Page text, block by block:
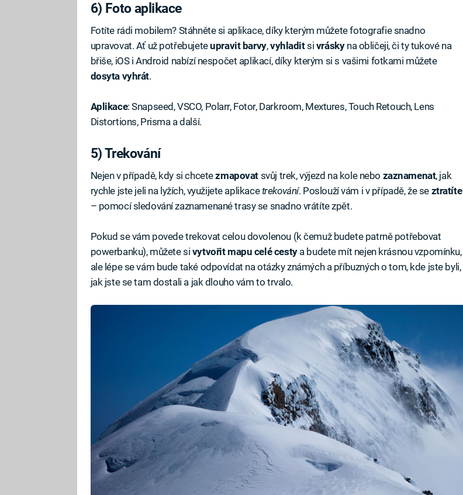
6) Foto aplikace
Fotíte rádi mobilem? Stáhněte si aplikace, díky kterým můžete fotografie snadno
upravovat. Ať už potřebujeteupravit barvy,vyhladitsi vráskyna obličeji, či ty tukové na
břiše, iOS i Android nabízí nespočet aplikací, díky kterým si s vašimi fotkami můžete
dosyta vyhrát.
Aplikace: Snapseed, VSCO, Polarr, Fotor, Darkroom, Mextures, Touch Retouch, Lens
Distortions, Prisma a další.
5) Trekování
Nejen v případě, kdy si chcetezmapovat svůj trek, výjezd na kole nebo zaznamenat, jak
rychle jste jeli na lyžích, využijete aplikacetrekování. Poslouží vám i v případě, že se ztratíte
– pomocí sledování zaznamenané trasy se snadno vrátíte zpět.
Pokud se vám povede trekovat celou dovolenou (k čemuž budete patrně potřebovat
powerbanku), můžete si vytvořit mapu celé cestya budete mít nejen krásnou vzpomínku,
ale lépe se vám bude také odpovídat na otázky známých a příbuzných o tom, kde jste byli,
jak jste se tam dostali a jak dlouho vám to trvalo.